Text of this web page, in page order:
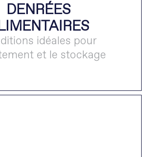
DENRÉES
idéales pour
et le stockage